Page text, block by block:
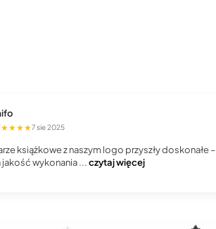
7 sie 2025
książkowe z naszym logo przyszły doskonałe –
wykonania ...czytaj więcej